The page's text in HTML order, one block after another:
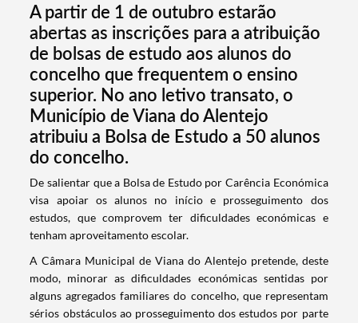
A partir de 1 de outubro estarão
abertas as inscrições para a atribuição
de bolsas de estudo aos alunos do
concelho que frequentem o ensino
superior. No ano letivo transato, o
Município de Viana do Alentejo
atribuiu a Bolsa de Estudo a 50 alunos
do concelho.
​De salientar que a Bolsa de Estudo por Carência Económica
visa apoiar os alunos no início e prosseguimento dos
estudos, que comprovem ter dificuldades económicas e
tenham aproveitamento escolar.
A Câmara Municipal de Viana do Alentejo pretende, deste
modo, minorar as dificuldades económicas sentidas por
alguns agregados familiares do concelho, que representam
sérios obstáculos ao prosseguimento dos estudos por parte